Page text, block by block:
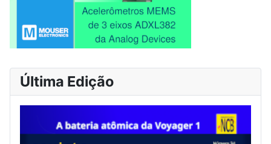
Última Edição